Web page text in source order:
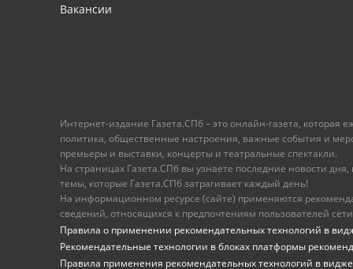
Вакансии
Интернет-издание Газета.СПб – это онлайн-газета, которая
политика, общественные настроения, важные события и
премьеры и выставки, концерты и театральные спектакли.
На страницах Газета.СПб вы узнаете последние новости
темы, которые Газета.СПб затрагивает каждый день!
На информационном ресурсе (сайте) применяются
сведений, относящихся к предпочтениям пользователей
Правила о применении рекомендательных технологий в
Рекомендательные технологии в блоках платформы
Правила применения рекомендательных технологий в